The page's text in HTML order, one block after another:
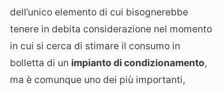
dell’unico elemento di cui bisognerebbe
tenere in debita considerazione nel momento
in cui si cerca di stimare il consumo in
bolletta di un impianto di condizionamento,
ma è comunque uno dei più importanti,